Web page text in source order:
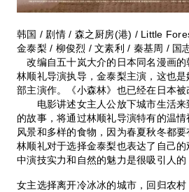
韩国 / 剧情 / 森之厨房(港) / Little
金泰梨 / 柳俊烈 / 文素利 / 秦基周 / 国
改编自五十岚大介的日本同名漫画的
林顺礼导演执导，金泰梨主演，这也
部主演作。《小森林》也已经在日本被
电影讲述女主人公放下城市生活来
的故事，将通过林顺礼导演特有的温
风景和多样的食物，因为春夏秋冬都要
林顺礼对于选择金泰梨也表达了自己
中演技实力和自然的魅力是很吸引人
女主选择离开冷冰冰的城市，回归农